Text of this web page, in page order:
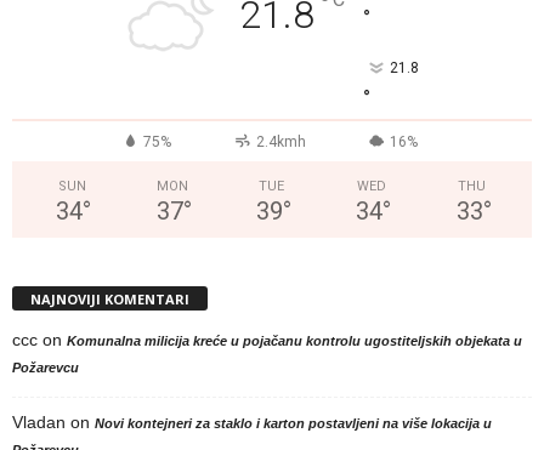
21.8 °
21.8
°
75% 2.4kmh 16%
SUN
34°
MON
37°
TUE
39°
WED
34°
THU
33°
NAJNOVIJI KOMENTARI
ccc on Komunalna milicija kreće u pojačanu kontrolu ugostiteljskih objekata u
Požarevcu
Vladan on Novi kontejneri za staklo i karton postavljeni na više lokacija u